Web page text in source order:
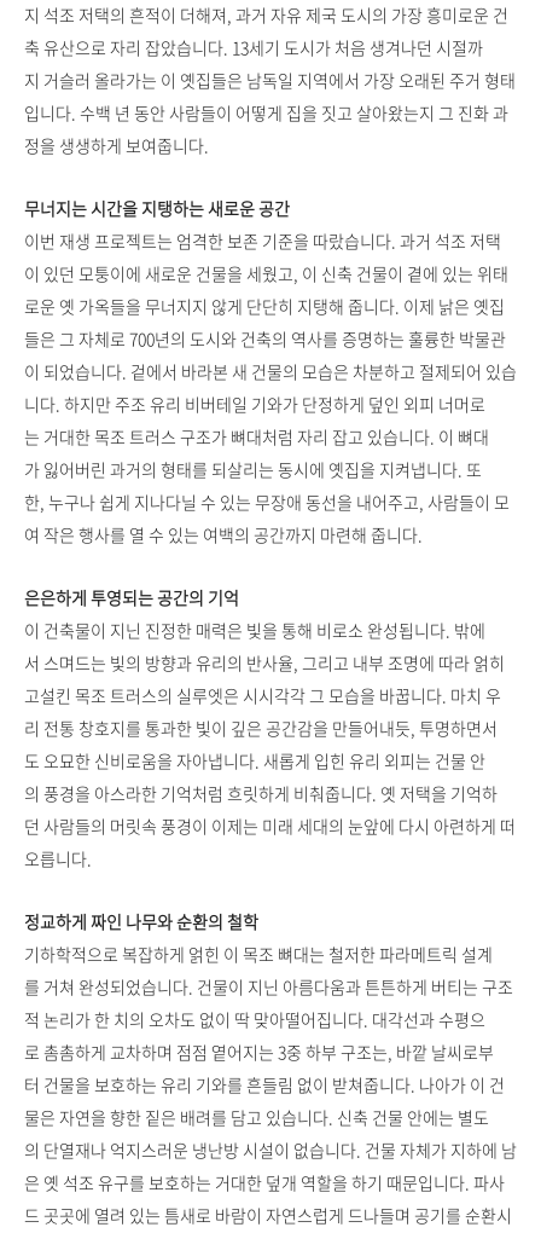
지 석조 저택의 흔적이 더해져, 과거 자유 제국 도시의 가장 흥미로운 건
축 유산으로 자리 잡았습니다. 13세기 도시가 처음 생겨나던 시절까
지 거슬러 올라가는 이 옛집들은 남독일 지역에서 가장 오래된 주거 형태
입니다. 수백 년 동안 사람들이 어떻게 집을 짓고 살아왔는지 그 진화 과
정을 생생하게 보여줍니다.
무너지는 시간을 지탱하는 새로운 공간
이번 재생 프로젝트는 엄격한 보존 기준을 따랐습니다. 과거 석조 저택
이 있던 모퉁이에 새로운 건물을 세웠고, 이 신축 건물이 곁에 있는 위태
로운 옛 가옥들을 무너지지 않게 단단히 지탱해 줍니다. 이제 낡은 옛집
들은 그 자체로 700년의 도시와 건축의 역사를 증명하는 훌륭한 박물관
이 되었습니다. 겉에서 바라본 새 건물의 모습은 차분하고 절제되어 있습
니다. 하지만 주조 유리 비버테일 기와가 단정하게 덮인 외피 너머로
는 거대한 목조 트러스 구조가 뼈대처럼 자리 잡고 있습니다. 이 뼈대
가 잃어버린 과거의 형태를 되살리는 동시에 옛집을 지켜냅니다. 또
한, 누구나 쉽게 지나다닐 수 있는 무장애 동선을 내어주고, 사람들이 모
여 작은 행사를 열 수 있는 여백의 공간까지 마련해 줍니다.
은은하게 투영되는 공간의 기억
이 건축물이 지닌 진정한 매력은 빛을 통해 비로소 완성됩니다. 밖에
서 스며드는 빛의 방향과 유리의 반사율, 그리고 내부 조명에 따라 얽히
고설킨 목조 트러스의 실루엣은 시시각각 그 모습을 바꿉니다. 마치 우
리 전통 창호지를 통과한 빛이 깊은 공간감을 만들어내듯, 투명하면서
도 오묘한 신비로움을 자아냅니다. 새롭게 입힌 유리 외피는 건물 안
의 풍경을 아스라한 기억처럼 흐릿하게 비춰줍니다. 옛 저택을 기억하
던 사람들의 머릿속 풍경이 이제는 미래 세대의 눈앞에 다시 아련하게 떠
오릅니다.
정교하게 짜인 나무와 순환의 철학
기하학적으로 복잡하게 얽힌 이 목조 뼈대는 철저한 파라메트릭 설계
를 거쳐 완성되었습니다. 건물이 지닌 아름다움과 튼튼하게 버티는 구조
적 논리가 한 치의 오차도 없이 딱 맞아떨어집니다. 대각선과 수평으
로 촘촘하게 교차하며 점점 옅어지는 3중 하부 구조는, 바깥 날씨로부
터 건물을 보호하는 유리 기와를 흔들림 없이 받쳐줍니다. 나아가 이 건
물은 자연을 향한 짙은 배려를 담고 있습니다. 신축 건물 안에는 별도
의 단열재나 억지스러운 냉난방 시설이 없습니다. 건물 자체가 지하에 남
은 옛 석조 유구를 보호하는 거대한 덮개 역할을 하기 때문입니다. 파사
드 곳곳에 열려 있는 틈새로 바람이 자연스럽게 드나들며 공기를 순환시